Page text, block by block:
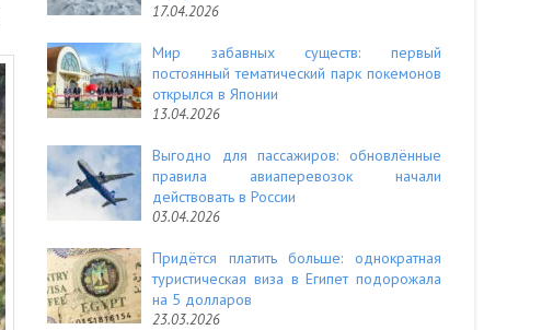
17.04.2026
Мир забавных существ: первый
постоянный тематический парк покемонов
открылся в Японии
13.04.2026
Выгодно для пассажиров: обновлённые
правила авиаперевозок начали
действовать в России
03.04.2026
Придётся платить больше: однократная
туристическая виза в Египет подорожала
на 5 долларов
23.03.2026